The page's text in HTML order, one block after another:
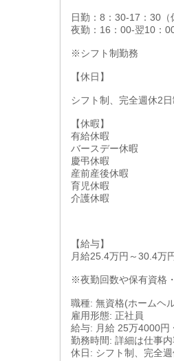
日勤：8：30-17：30（
夜勤：16：00-翌10：
※シフト制勤務
【休日】
シフト制、完全週休2日
【休暇】
有給休暇
バースデー休暇
慶弔休暇
産前産後休暇
育児休暇
介護休暇
【給与】
月給25.4万円～30.4万
※夜勤回数や保有資格
職種: 無資格(ホームヘ
雇用形態: 正社員
給与: 月給 25万4000円
勤務時間: 詳細は仕事
休日: シフト制、完全週